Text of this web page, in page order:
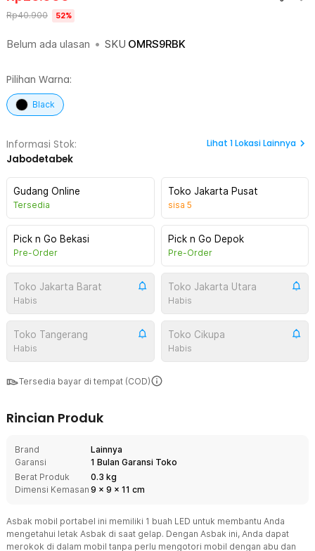
Belum ada ulasan • SKU OMRS9RBK
Rp40.900 52%
Pilihan Warna:
Black
Informasi Stok:
Jabodetabek
Lihat 1Lokasi Lainnya
Gudang Online
Tersedia
Toko Jakarta Pusat
sisa 5
Pick n Go Bekasi
Pre-Order
Pick n Go Depok
Pre-Order
Toko Jakarta Barat
Habis
Toko Jakarta Utara
Habis
Toko Tangerang
Habis
Toko Cikupa
Habis
Tersedia bayar di tempat (COD)
Rincian Produk
Brand
Lainnya
Garansi
1 Bulan Garansi Toko
Berat Produk
0.3 kg
Dimensi Kemasan 9 x 9 x 11 cm
Asbak mobil portabel ini memiliki 1 buah LED untuk membantu Anda
mengetahui letak Asbak di saat gelap. Dengan Asbak ini, Anda dapat
merokok di dalam mobil tanpa perlu mengotori mobil dengan abu dan